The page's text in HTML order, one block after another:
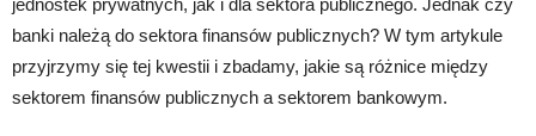
jednostek prywatnych, jak i dla sektora publicznego. Jednak czy
banki należą do sektora finansów publicznych? W tym artykule
przyjrzymy się tej kwestii i zbadamy, jakie są różnice między
sektorem finansów publicznych a sektorem bankowym.